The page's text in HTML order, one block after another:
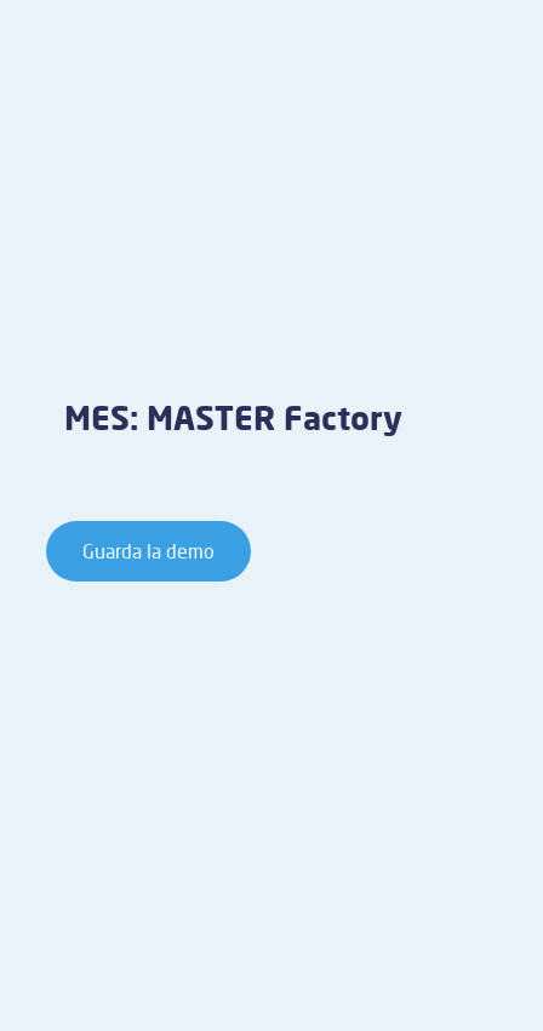
MES: MASTER Factory
Guarda la demo